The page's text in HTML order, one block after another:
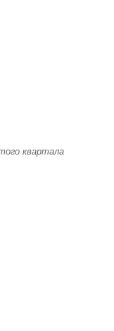
квартала